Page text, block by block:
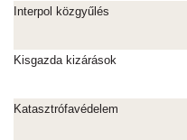
Interpol közgyűlés
Kisgazda kizárások
Katasztrófavédelem